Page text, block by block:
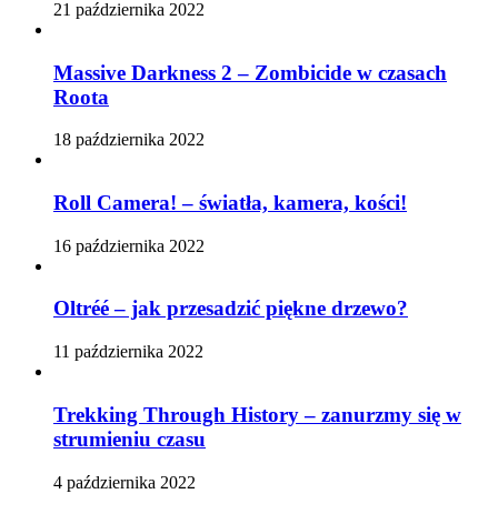
21 października 2022
Massive Darkness 2 – Zombicide w czasach
Roota
18 października 2022
Roll Camera! – światła, kamera, kości!
16 października 2022
Oltréé – jak przesadzić piękne drzewo?
11 października 2022
Trekking Through History – zanurzmy się w
strumieniu czasu
4 października 2022